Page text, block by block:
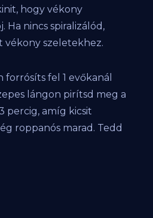
hogy vékony
Ha nincs spiralizálód,
vékony szeletekhez.
forrósíts fel 1 evőkanál
lángon pirítsd meg a
percig, amíg kicsit
roppanós marad. Tedd